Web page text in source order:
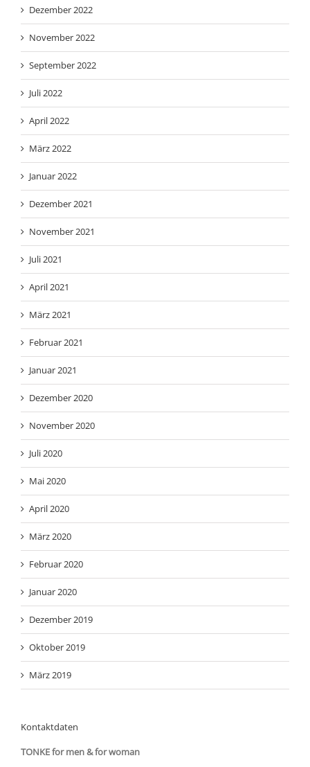
Dezember 2022
November 2022
September 2022
Juli 2022
April 2022
März 2022
Januar 2022
Dezember 2021
November 2021
Juli 2021
April 2021
März 2021
Februar 2021
Januar 2021
Dezember 2020
November 2020
Juli 2020
Mai 2020
April 2020
März 2020
Februar 2020
Januar 2020
Dezember 2019
Oktober 2019
März 2019
Kontaktdaten
TONKE for men & for woman